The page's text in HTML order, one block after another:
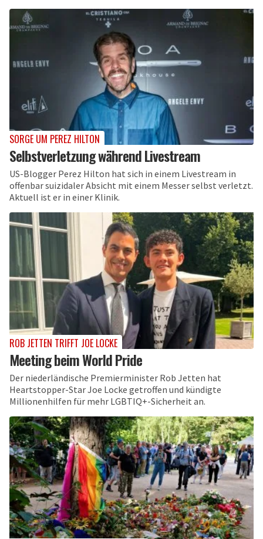
SORGE UM PEREZ HILTON
Selbstverletzung während Livestream
US-Blogger Perez Hilton hat sich in einem Livestream in
offenbar suizidaler Absicht mit einem Messer selbst verletzt.
Aktuell ist er in einer Klinik.
ROB JETTEN TRIFFT JOE LOCKE
Meeting beim World Pride
Der niederländische Premierminister Rob Jetten hat
Heartstopper-Star Joe Locke getroffen und kündigte
Millionenhilfen für mehr LGBTIQ+-Sicherheit an.